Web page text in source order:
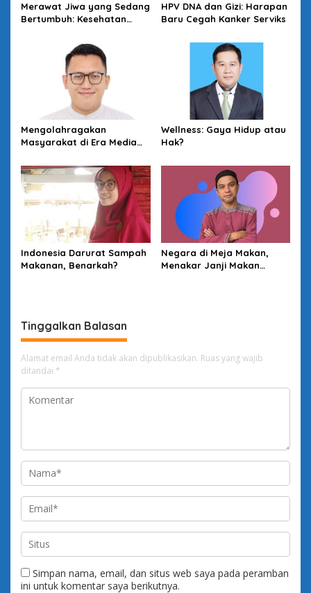
Merawat Jiwa yang Sedang
Bertumbuh: Kesehatan
Peran Kampus yang Tak
Boleh Diam
HPV DNA dan Gizi: Harapan
Baru Cegah Kanker Serviks
Mengolahragakan
Masyarakat di Era Media
“Story”
Wellness: Gaya Hidup atau
Hak?
Indonesia Darurat Sampah
Makanan, Benarkah?
Negara di Meja Makan,
Menakar Janji Makan
Tinggalkan Balasan
Alamat email Anda tidak akan dipublikasikan. Ruas yang wajib
ditandai *
Simpan nama, email, dan situs web saya pada peramban
ini untuk komentar saya berikutnya.